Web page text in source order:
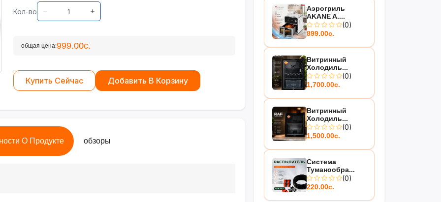
Кол-во
общая цена:999.00с.
Купить Сейчас Добавить В Корзину
О Продукте обзоры
Аэрогриль
AKANE A....
(0)
899.00с.
Витринный
Холодиль...
(0)
1,700.00с.
Витринный
Холодиль...
(0)
1,500.00с.
Система
Туманообра...
(0)
220.00с.